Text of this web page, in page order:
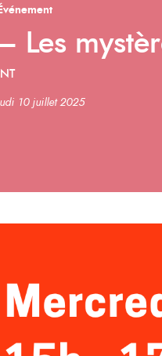
Événement
– Les
10 juillet 2025